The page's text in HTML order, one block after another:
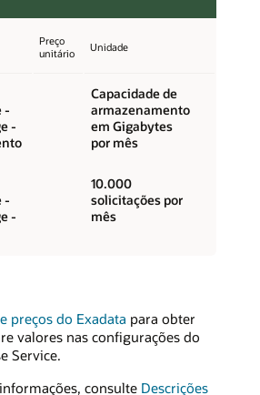
Preço
unitário
Unidade
-
-
Capacidade de
armazenamento
em Gigabytes
por mês
-
-
10.000
solicitações por
mês
preços do Exadata para obter
valores nas configurações do
Service.
consulte Descrições